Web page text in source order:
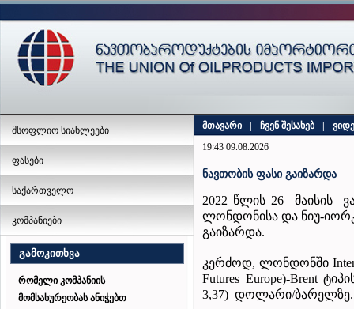
მსოფლიო სიახლეები
ფასები
საქართველო
კომპანიები
გამოკითხვა
რომელი კომპანიის
მომსახურეობას ანიჭებთ
მთავარი ჩვენ შესახებ
19:43 09.08.2026
ნავთობის ფასი გაიზარდა
2022 წლის 26 მაისის
ლონდონისა და ნიუ-
გაიზარდა.
კერძოდ, ლონდონში Inter
Futures Europe)-Brent
3,37) დოლარი/ბარელზე.